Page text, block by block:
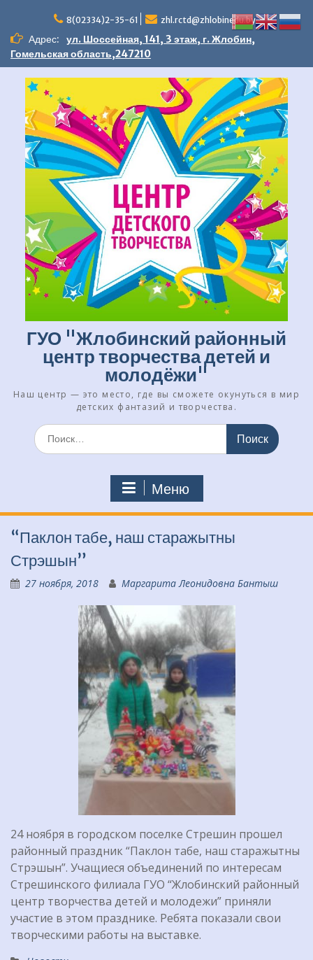
содержимому
8(02334)2-35-61 zhl.rctd@zhlobinedu.by
Адрес:
ул. Шоссейная, 141, 3 этаж, г. Жлобин,
Гомельская область,247210
ГУО "Жлобинский районный
центр творчества детей и
молодёжи"
Наш центр — это место, где вы сможете окунуться в мир
детских фантазий и творчества.
Искать:
Меню
“Паклон табе, наш старажытны
Стрэшын”
27 ноября, 2018 Маргарита Леонидовна Бантыш
24 ноября в городском поселке Стрешин прошел
районный праздник “Паклон табе, наш старажытны
Стрэшын”. Учащиеся объединений по интересам
Стрешинского филиала ГУО “Жлобинский районный
центр творчества детей и молодежи” приняли
участие в этом празднике. Ребята показали свои
творческими работы на выставке.